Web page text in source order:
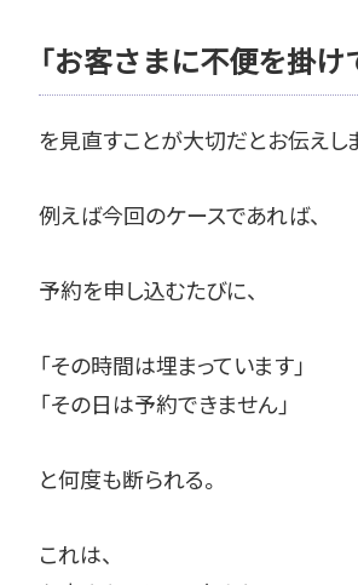
「お客さまに不便を掛け
を見直すことが大切だとお伝えし
例えば今回のケースであれば、
予約を申し込むたびに、
「その時間は埋まっています」
「その日は予約できません」
と何度も断られる。
これは、